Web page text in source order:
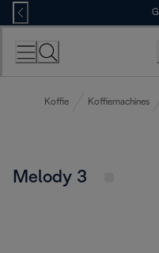
Skip
to
Content
Koffie Koffiemachines
Melody 3